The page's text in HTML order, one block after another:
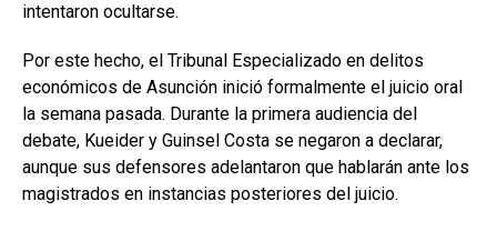
intentaron ocultarse.
Por este hecho, el Tribunal Especializado en delitos
económicos de Asunción inició formalmente el juicio oral
la semana pasada. Durante la primera audiencia del
debate, Kueider y Guinsel Costa se negaron a declarar,
aunque sus defensores adelantaron que hablarán ante los
magistrados en instancias posteriores del juicio.